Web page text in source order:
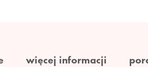
więcej informacji